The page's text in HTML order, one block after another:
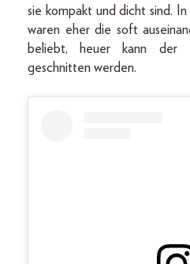
sie kompakt und dicht sind.
waren eher die soft
beliebt, heuer kann der
geschnitten werden.